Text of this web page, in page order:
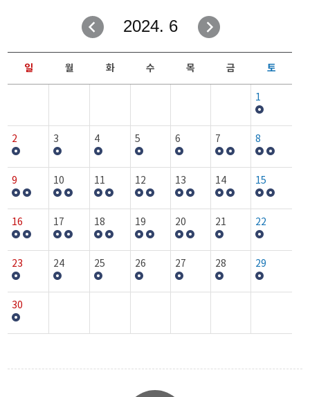
2024. 6
일 월 화 수 목 금 토
1
2 3 4 5 6 7 8
9 10 11 12 13 14 15
16 17 18 19 20 21 22
23 24 25 26 27 28 29
30